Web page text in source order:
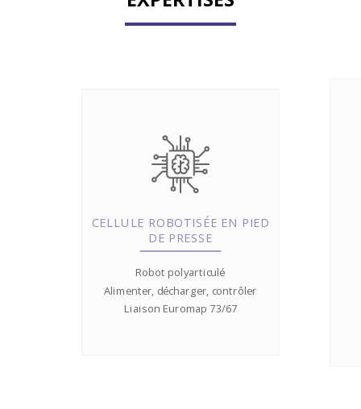
CELLULE ROBOTISÉE EN PIED
DE PRESSE
Robot polyarticulé
Alimenter, décharger, contrôler
Liaison Euromap 73/67